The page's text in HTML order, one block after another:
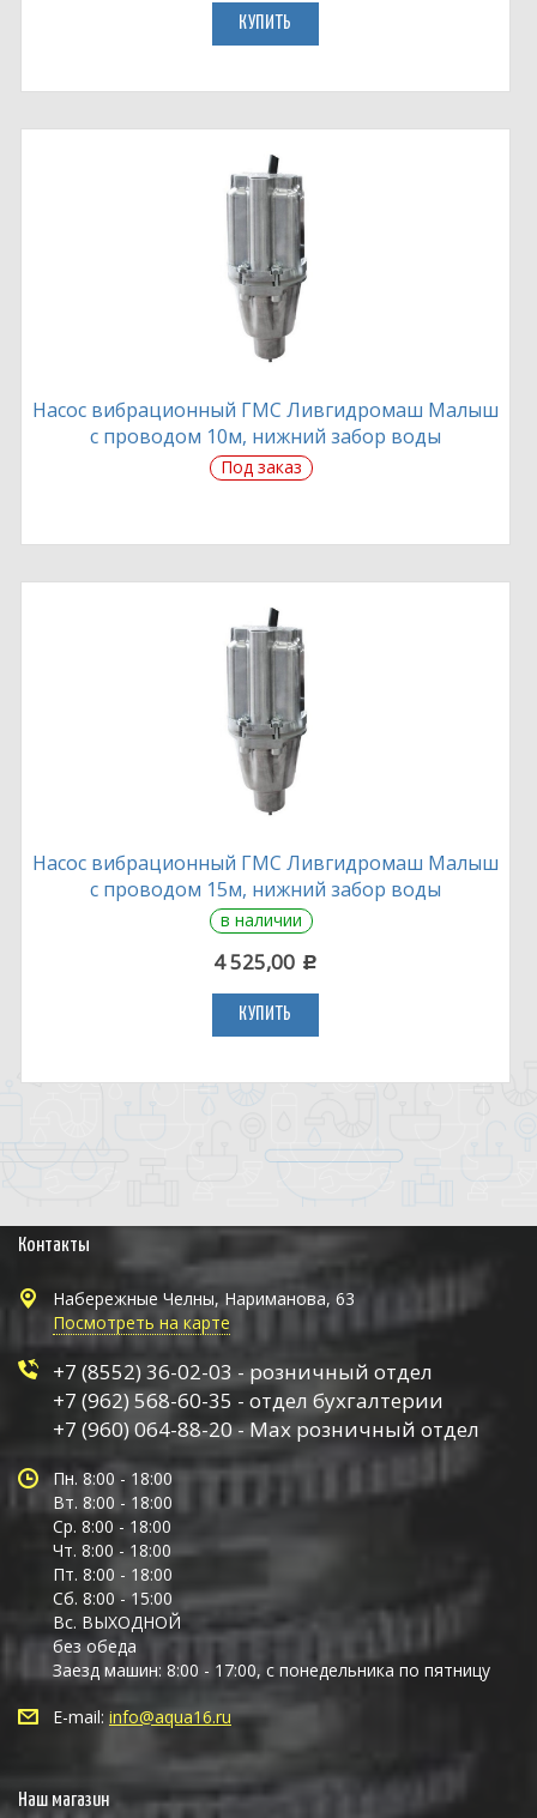
КУПИТЬ
Насос вибрационный ГМС Ливгидромаш Малыш
с проводом 10м, нижний забор воды
Под заказ
Насос вибрационный ГМС Ливгидромаш Малыш
с проводом 15м, нижний забор воды
в наличии
4 525,00 c
КУПИТЬ
Контакты
Набережные Челны, Нариманова, 63
Посмотреть на карте
+7 (8552) 36-02-03 - розничный отдел
+7 (962) 568-60-35 - отдел бухгалтерии
+7 (960) 064-88-20 - Max розничный отдел
Пн. 8:00 - 18:00
Вт. 8:00 - 18:00
Ср. 8:00 - 18:00
Чт. 8:00 - 18:00
Пт. 8:00 - 18:00
Сб. 8:00 - 15:00
Вс. ВЫХОДНОЙ
без обеда
Заезд машин: 8:00 - 17:00, с понедельника по пятницу
E-mail: info@aqua16.ru
Наш магазин